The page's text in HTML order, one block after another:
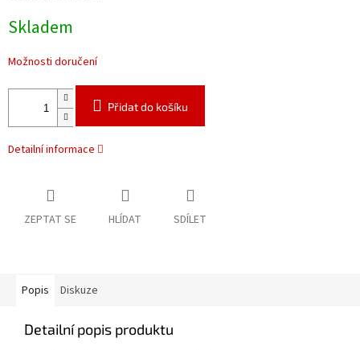
cena:
Skladem
Možnosti doručení
Přidat do košíku
Detailní informace
ZEPTAT SE HLÍDAT SDÍLET
Popis Diskuze
Detailní popis produktu